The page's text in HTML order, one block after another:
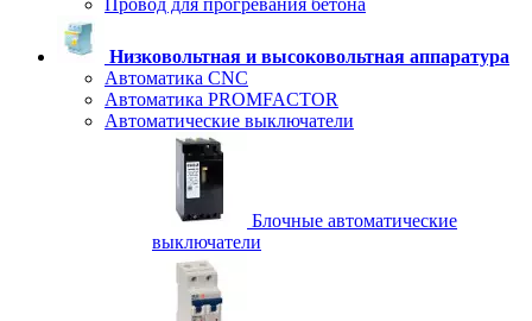
Провод для прогревания бетона
Низковольтная и высоковольтная аппаратура
Автоматика CNC
Автоматика PROMFACTOR
Автоматические выключатели
Блочные автоматические
выключатели